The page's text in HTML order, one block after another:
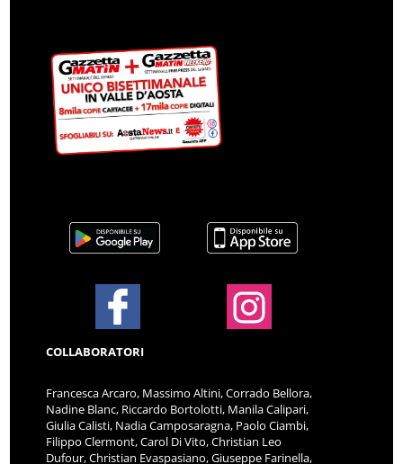
COLLABORATORI
Francesca Arcaro, Massimo Altini, Corrado Bellora,
Nadine Blanc, Riccardo Bortolotti, Manila Calipari,
Giulia Calisti, Nadia Camposaragna, Paolo Ciambi,
Filippo Clermont, Carol Di Vito, Christian Leo
Dufour, Christian Evaspasiano, Giuseppe Farinella,